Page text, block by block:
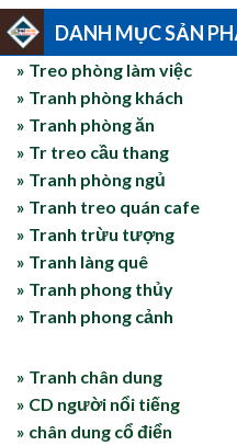
DANH MỤC SẢN
» Treo phòng làm việc
» Tranh phòng khách
» Tranh phòng ăn
» Tr treo cầu thang
» Tranh phòng ngủ
» Tranh treo quán cafe
» Tranh trừu tượng
» Tranh làng quê
» Tranh phong thủy
» Tranh phong cảnh
» Tranh chân dung
» CD người nổi tiếng
» chân dung cổ điển